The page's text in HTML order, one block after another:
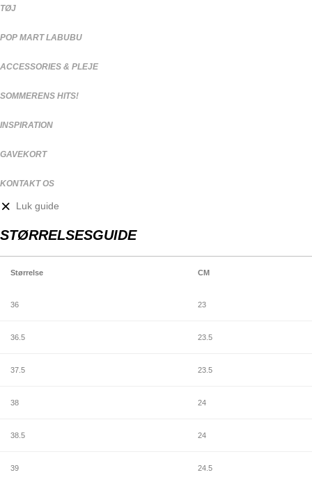
TØJ
POP MART LABUBU
ACCESSORIES & PLEJE
SOMMERENS HITS!
INSPIRATION
GAVEKORT
KONTAKT OS
Luk guide
STØRRELSESGUIDE
Størrelse CM
36 23
36.5 23.5
37.5 23.5
38 24
38.5 24
39 24.5